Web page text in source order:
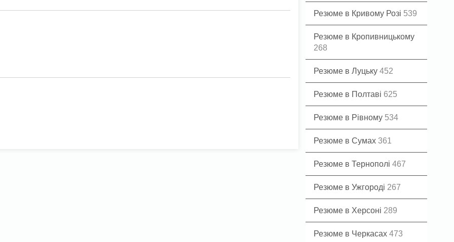
Резюме в Кривому Розі 539
Резюме в Кропивницькому
268
Резюме в Луцьку 452
Резюме в Полтаві 625
Резюме в Рівному 534
Резюме в Сумах 361
Резюме в Тернополі 467
Резюме в Ужгороді 267
Резюме в Херсоні 289
Резюме в Черкасах 473